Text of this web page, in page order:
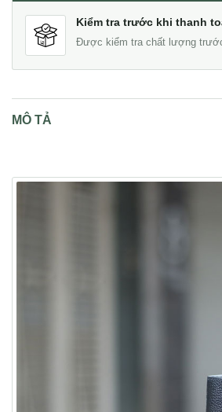
Kiểm tra trước khi thanh
Được kiểm tra chất lượng
MÔ TẢ